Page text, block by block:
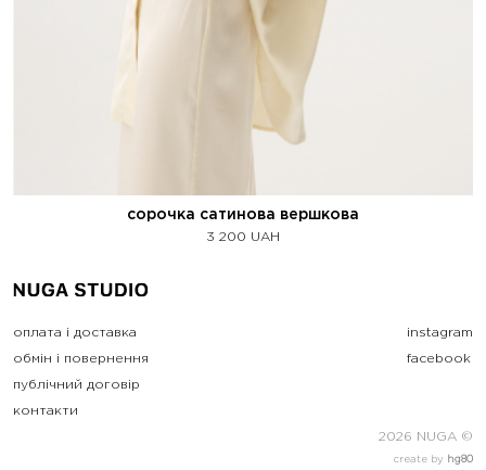
сорочка сатинова вершкова
3 200 UAH
оплата і доставка
обмін і повернення
публічний договір
контакти
instagram
facebook
2026 NUGA ©
create by hg80